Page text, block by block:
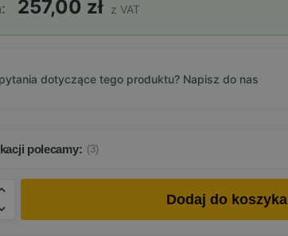
257,00 zł z VAT
dotyczące tego produktu? Napisz do nas
polecamy: (3)
Dodaj do koszyka